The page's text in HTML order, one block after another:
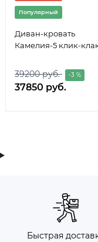
Популярный
Диван-кровать
Камелия-5 клик-
39200 руб. -3 %
37850 руб.
Быстрая